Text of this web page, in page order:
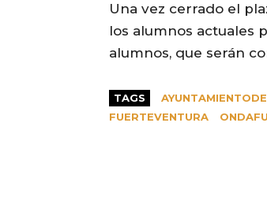
Una vez cerrado el
los alumnos actuales
alumnos, que serán
TAGS
FUERTEVENTURA